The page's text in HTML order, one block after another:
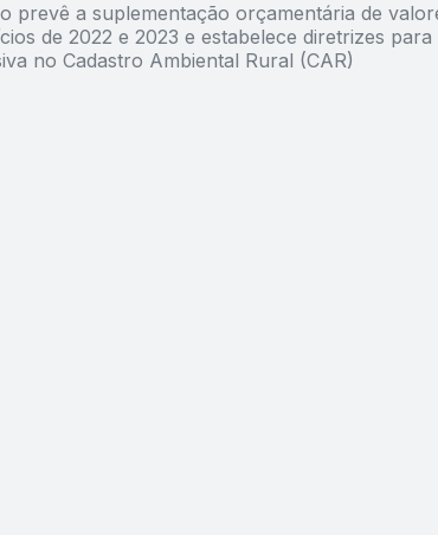
prevê a suplementação orçamentária de
de 2022 e 2023 e estabelece diretrizes para
no Cadastro Ambiental Rural (CAR)